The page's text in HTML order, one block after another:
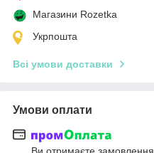
Магазини Rozetka
Укрпошта
Всі умови доставки
Умови оплати